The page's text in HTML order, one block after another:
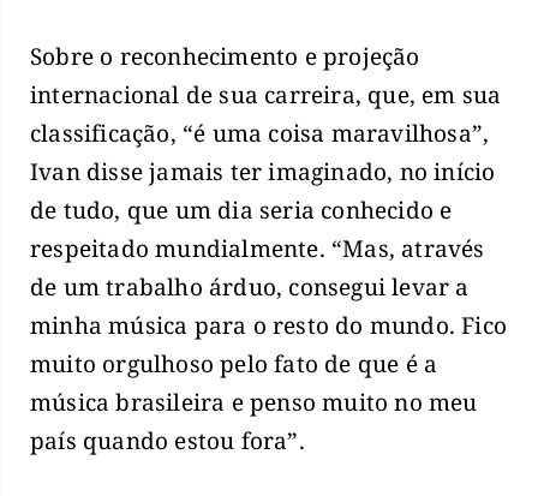
Sobre o reconhecimento e projeção
internacional de sua carreira, que, em sua
classificação, “é uma coisa maravilhosa”,
Ivan disse jamais ter imaginado, no início
de tudo, que um dia seria conhecido e
respeitado mundialmente. “Mas, através
de um trabalho árduo, consegui levar a
minha música para o resto do mundo. Fico
muito orgulhoso pelo fato de que é a
música brasileira e penso muito no meu
país quando estou fora”.